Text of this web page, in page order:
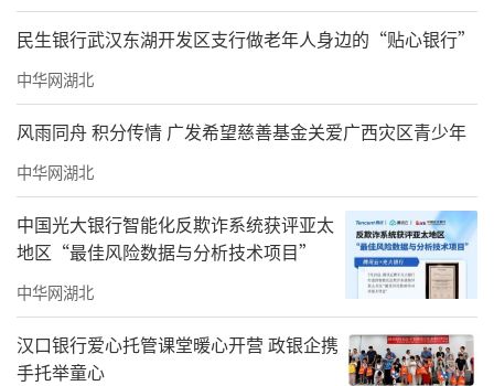
民生银行武汉东湖开发区支行做老年人身边的“贴心银行”
中华网湖北
风雨同舟 积分传情 广发希望慈善基金关爱广西灾区青少年
中华网湖北
中国光大银行智能化反欺诈系统获评亚太
地区“最佳风险数据与分析技术项目”
中华网湖北
汉口银行爱心托管课堂暖心开营 政银企携
手托举童心